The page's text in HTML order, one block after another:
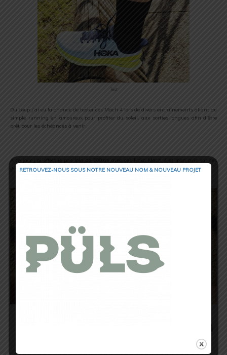
Test
Du coup j’ai eu la chance de tester ces Mach 4 lors de divers entraînements allant du
simple running en amoureux pour profiter du soleil, aux sorties longues afin d’être
prêt pour les échéances à venir.
A ce jour j’ai effectué pas loin de 200km avec ces Hoka Mach 4 et mon avis sur ces
dernières est arrêté.
RETROUVEZ-NOUS SOUS NOTRE NOUVEAU NOM & NOUVEAU PROJET